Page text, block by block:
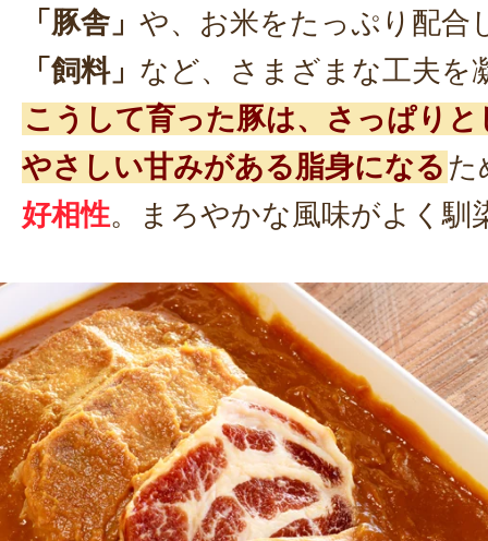
「豚舎」 や、お米をたっぷり配合
「飼料」 など、さまざまな工夫を
こうして育った豚は、さっぱり
やさしい甘みがある脂身になる た
好相性。まろやかな風味がよく馴